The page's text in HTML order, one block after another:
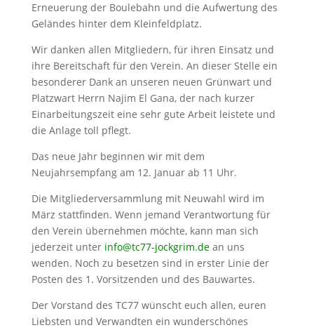
Erneuerung der Boulebahn und die Aufwertung des
Geländes hinter dem Kleinfeldplatz.
Wir danken allen Mitgliedern, für ihren Einsatz und
ihre Bereitschaft für den Verein. An dieser Stelle ein
besonderer Dank an unseren neuen Grünwart und
Platzwart Herrn Najim El Gana, der nach kurzer
Einarbeitungszeit eine sehr gute Arbeit leistete und
die Anlage toll pflegt.
Das neue Jahr beginnen wir mit dem
Neujahrsempfang am 12. Januar ab 11 Uhr.
Die Mitgliederversammlung mit Neuwahl wird im
März stattfinden. Wenn jemand Verantwortung für
den Verein übernehmen möchte, kann man sich
jederzeit unter info@tc77-jockgrim.dean uns
wenden. Noch zu besetzen sind in erster Linie der
Posten des 1. Vorsitzenden und des Bauwartes.
Der Vorstand des TC77 wünscht euch allen, euren
Liebsten und Verwandten ein wunderschönes